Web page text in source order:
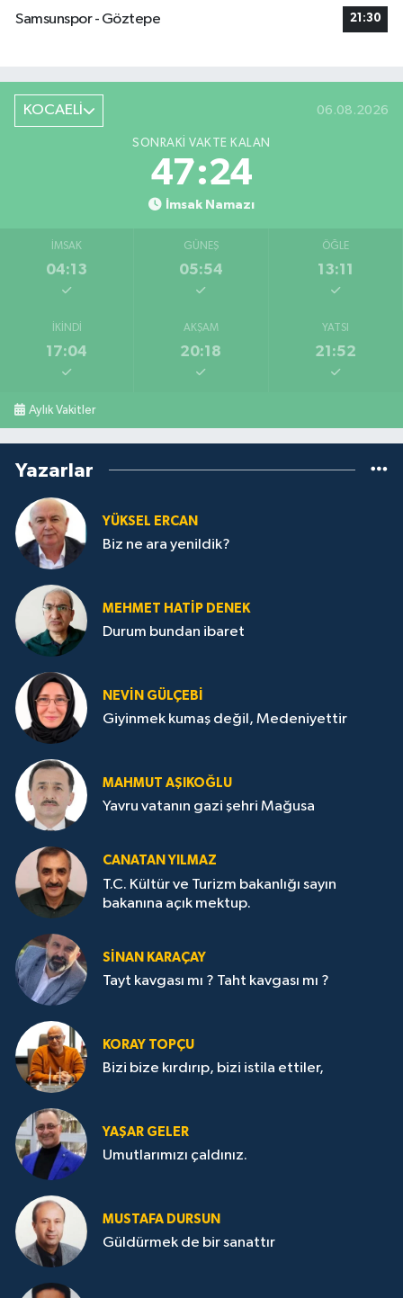
Samsunspor - Göztepe
21:30
KOCAELİ 06.08.2026
SONRAKI VAKTE KALAN
47:23
İmsak Namazı
İMSAK
04:13
GÜNEŞ
05:54
ÖĞLE
13:11
İKINDI
17:04
AKŞAM
20:18
YATSI
21:52
Aylık Vakitler
Yazarlar
YÜKSEL ERCAN
Biz ne ara yenildik?
MEHMET HATİP DENEK
Durum bundan ibaret
NEVİN GÜLÇEBİ
Giyinmek kumaş değil, Medeniyettir
MAHMUT AŞIKOĞLU
Yavru vatanın gazi şehri Mağusa
CANATAN YILMAZ
T.C. Kültür ve Turizm bakanlığı sayın
bakanına açık mektup.
SİNAN KARAÇAY
Tayt kavgası mı ? Taht kavgası mı ?
KORAY TOPÇU
Bizi bize kırdırıp, bizi istila ettiler,
YAŞAR GELER
Umutlarımızı çaldınız.
MUSTAFA DURSUN
Güldürmek de bir sanattır